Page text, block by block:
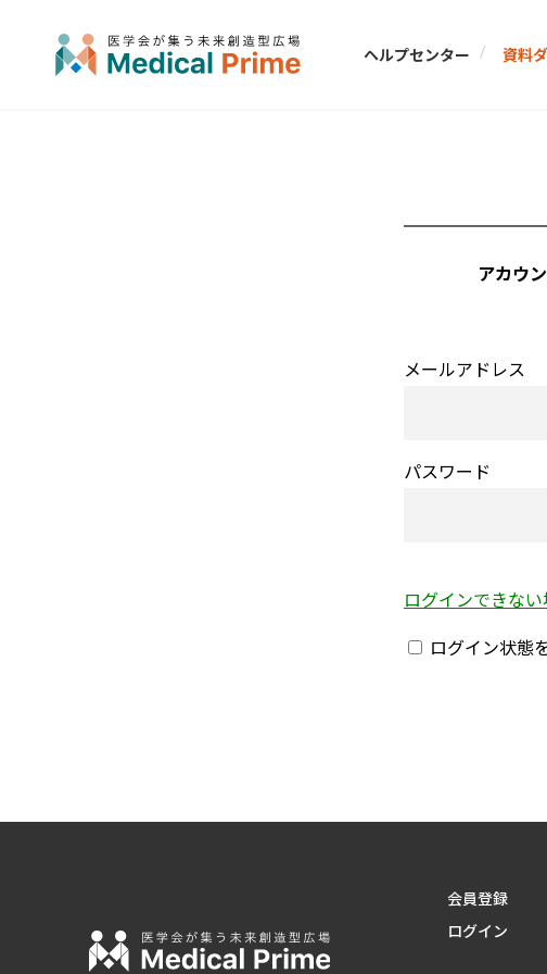
ヘルプセンター
資料
アカウ
メールアドレス
パスワード
ログインできな
ログイン状態
会員登録
ログイン